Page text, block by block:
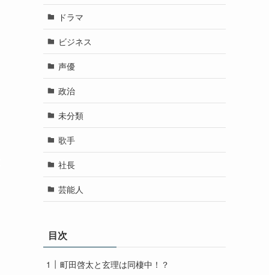
ドラマ
ビジネス
声優
政治
未分類
歌手
社長
芸能人
目次
町田啓太と玄理は同棲中！？